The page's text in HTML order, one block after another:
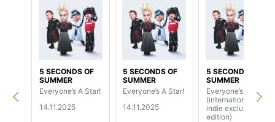
5 SECONDS OF
SUMMER
Everyone’s A Star!
14.11.2025
5 SECONDS OF
SUMMER
Everyone’s A Star!
14.11.2025
5 SECONDS OF
SUMMER
Everyone’s A Star!
(international
indie exclusive
edition)